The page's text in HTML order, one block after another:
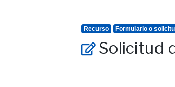
Recurso Formulario o
Solicitud